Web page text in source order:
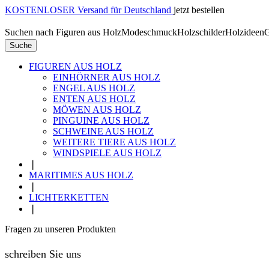
KOSTENLOSER Versand für Deutschland jetzt bestellen
Suchen nach Figuren aus HolzModeschmuckHolzschilderHolzideen
Suche
FIGUREN AUS HOLZ
EINHÖRNER AUS HOLZ
ENGEL AUS HOLZ
ENTEN AUS HOLZ
MÖWEN AUS HOLZ
PINGUINE AUS HOLZ
SCHWEINE AUS HOLZ
WEITERE TIERE AUS HOLZ
WINDSPIELE AUS HOLZ
MARITIMES AUS HOLZ
LICHTERKETTEN
Fragen zu unseren Produkten
schreiben Sie uns